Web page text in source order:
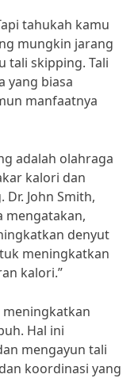
tahukah kamu
mungkin jarang
tali skipping. Tali
yang biasa
manfaatnya
adalah olahraga
kalori dan
John Smith,
mengatakan,
denyut
meningkatkan
kalori.”
Hal ini
mengayun tali
koordinasi yang